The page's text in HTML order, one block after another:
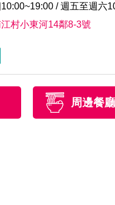
/ 週五至週六
村小東河14鄰8-3號
周邊餐